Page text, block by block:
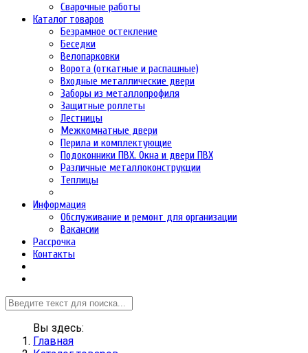
Сварочные работы
Каталог товаров
Безрамное остекление
Беседки
Велопарковки
Ворота (откатные и распашные)
Входные металлические двери
Заборы из металлопрофиля
Защитные роллеты
Лестницы
Межкомнатные двери
Перила и комплектующие
Подоконники ПВХ. Окна и двери ПВХ
Различные металлоконструкции
Теплицы
Информация
Обслуживание и ремонт для организации
Вакансии
Рассрочка
Контакты
Вы здесь:
Главная